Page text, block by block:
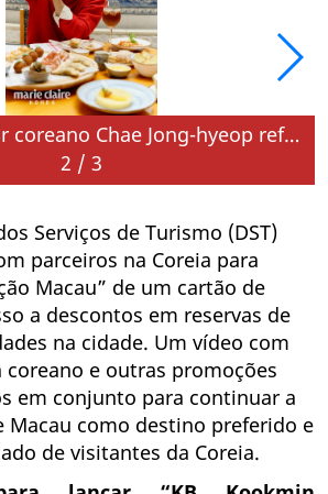
Vídeo com actor coreano Chae Jong-hyeop reforça promoção
2 / 3
Serviços de Turismo (DST)
parceiros na Coreia para
Macau” de um cartão de
a descontos em reservas de
na cidade. Um vídeo com
e outras promoções
em conjunto para continuar a
Macau como destino preferido e
de visitantes da Coreia.